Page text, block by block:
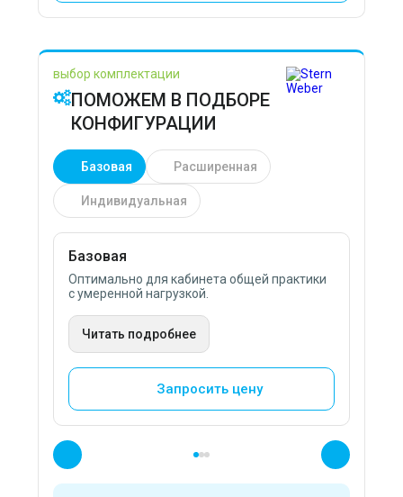
выбор комплектации
ПОМОЖЕМ В ПОДБОРЕ
КОНФИГУРАЦИИ
Базовая Расширенная
Индивидуальная
Базовая
Оптимально для кабинета общей практики
с умеренной нагрузкой.
Читать подробнее
Запросить цену